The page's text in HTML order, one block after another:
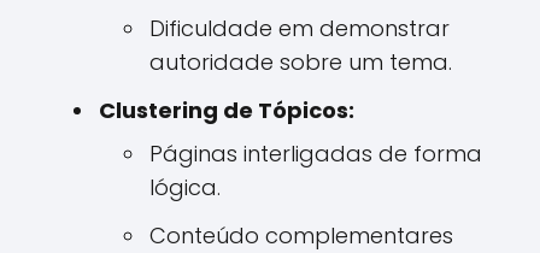
Dificuldade em demonstrar
autoridade sobre um tema.
Clustering de Tópicos:
Páginas interligadas de forma
lógica.
Conteúdo complementares